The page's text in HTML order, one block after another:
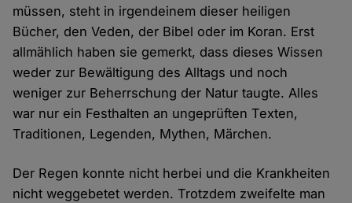
müssen, steht in irgendeinem dieser heiligen
Bücher, den Veden, der Bibel oder im Koran. Erst
allmählich haben sie gemerkt, dass dieses Wissen
weder zur Bewältigung des Alltags und noch
weniger zur Beherrschung der Natur taugte. Alles
war nur ein Festhalten an ungeprüften Texten,
Traditionen, Legenden, Mythen, Märchen.
Der Regen konnte nicht herbei und die Krankheiten
nicht weggebetet werden. Trotzdem zweifelte man